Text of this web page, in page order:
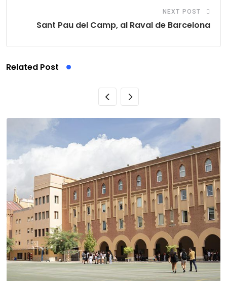
NEXT POST
Sant Pau del Camp, al Raval de Barcelona
Related Post